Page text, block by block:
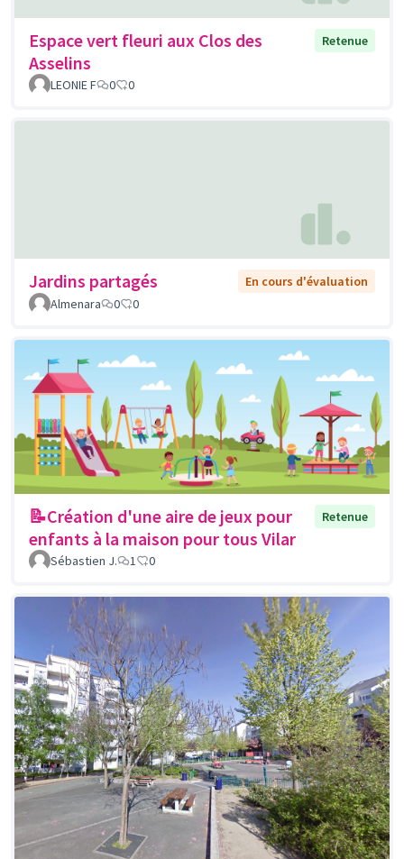
Espace vert fleuri aux Clos des
Asselins
Retenue
LEONIE F 0 0
Jardins partagés
En cours d'évaluation
Almenara
0 0
📝Création d'une aire de jeux pour
enfants à la maison pour tous Vilar
Retenue
Sébastien J. 1 0